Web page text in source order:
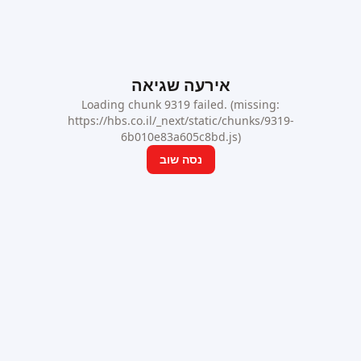
אירעה שגיאה
Loading chunk 9319 failed. (missing:
https://hbs.co.il/_next/static/chunks/9319-
6b010e83a605c8bd.js)